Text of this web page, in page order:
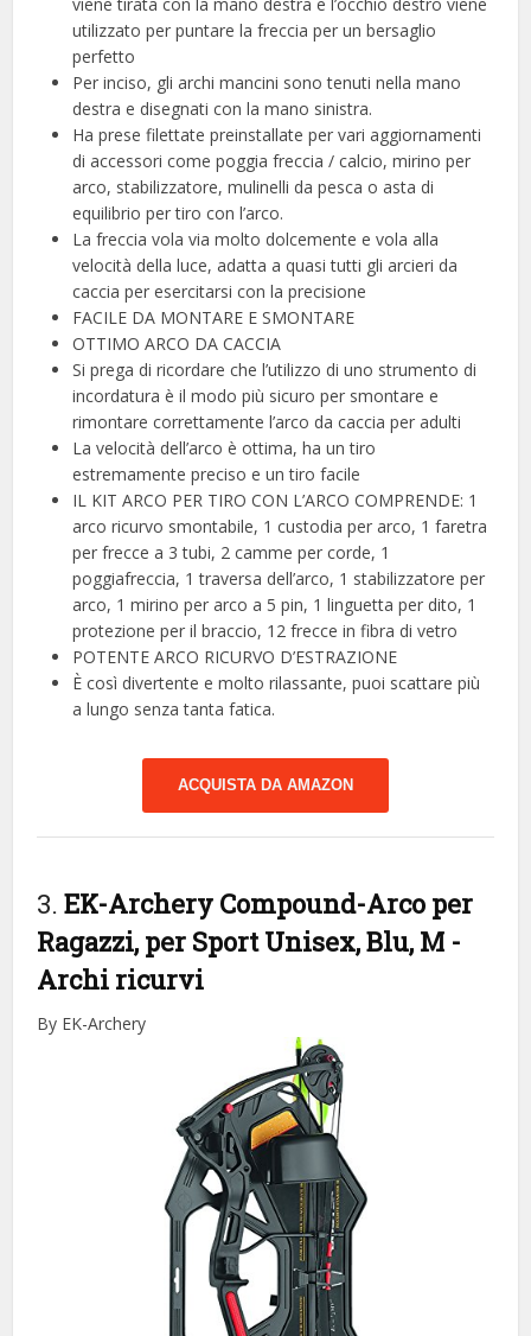
viene tirata con la mano destra e l’occhio destro viene
utilizzato per puntare la freccia per un bersaglio
perfetto
Per inciso, gli archi mancini sono tenuti nella mano
destra e disegnati con la mano sinistra.
Ha prese filettate preinstallate per vari aggiornamenti
di accessori come poggia freccia / calcio, mirino per
arco, stabilizzatore, mulinelli da pesca o asta di
equilibrio per tiro con l’arco.
La freccia vola via molto dolcemente e vola alla
velocità della luce, adatta a quasi tutti gli arcieri da
caccia per esercitarsi con la precisione
FACILE DA MONTARE E SMONTARE
OTTIMO ARCO DA CACCIA
Si prega di ricordare che l’utilizzo di uno strumento di
incordatura è il modo più sicuro per smontare e
rimontare correttamente l’arco da caccia per adulti
La velocità dell’arco è ottima, ha un tiro
estremamente preciso e un tiro facile
IL KIT ARCO PER TIRO CON L’ARCO COMPRENDE: 1
arco ricurvo smontabile, 1 custodia per arco, 1 faretra
per frecce a 3 tubi, 2 camme per corde, 1
poggiafreccia, 1 traversa dell’arco, 1 stabilizzatore per
arco, 1 mirino per arco a 5 pin, 1 linguetta per dito, 1
protezione per il braccio, 12 frecce in fibra di vetro
POTENTE ARCO RICURVO D’ESTRAZIONE
È così divertente e molto rilassante, puoi scattare più
a lungo senza tanta fatica.
ACQUISTA DA AMAZON
3.EK-Archery Compound-Arco per
Ragazzi, per Sport Unisex, Blu, M -
Archi ricurvi
By EK-Archery